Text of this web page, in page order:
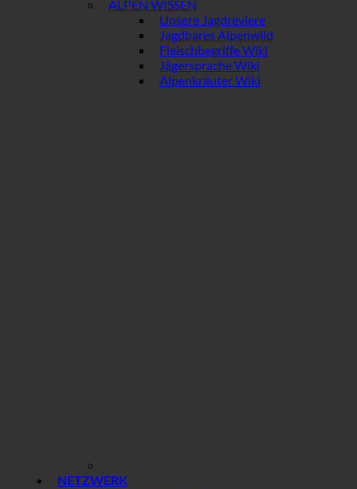
ALPEN WISSEN
Unsere Jagdreviere
Jagdbares Alpenwild
Fleischbegriffe Wiki
Jägersprache Wiki
Alpenkräuter Wiki
NETZWERK